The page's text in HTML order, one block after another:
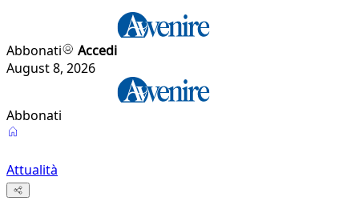
Abbonati
Accedi
August 8, 2026
Abbonati
Attualità